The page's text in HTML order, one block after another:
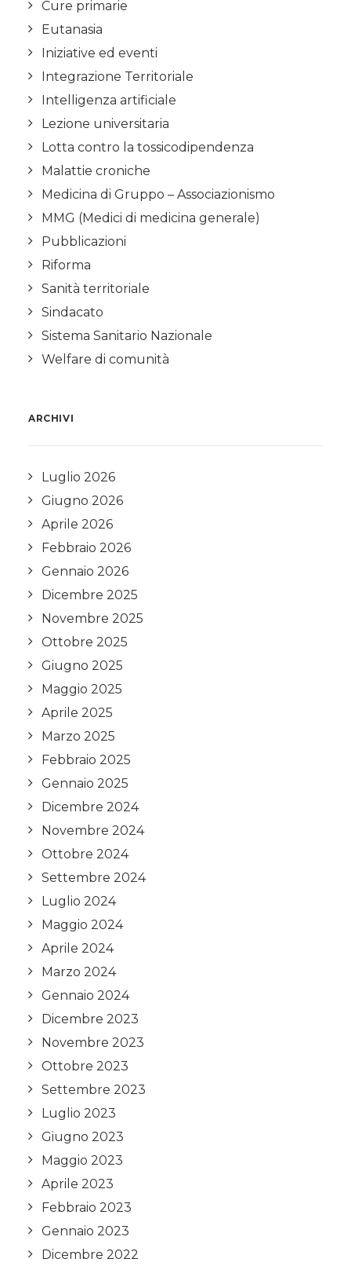
Cure primarie
Eutanasia
Iniziative ed eventi
Integrazione Territoriale
Intelligenza artificiale
Lezione universitaria
Lotta contro la tossicodipendenza
Malattie croniche
Medicina di Gruppo – Associazionismo
MMG (Medici di medicina generale)
Pubblicazioni
Riforma
Sanità territoriale
Sindacato
Sistema Sanitario Nazionale
Welfare di comunità
ARCHIVI
Luglio 2026
Giugno 2026
Aprile 2026
Febbraio 2026
Gennaio 2026
Dicembre 2025
Novembre 2025
Ottobre 2025
Giugno 2025
Maggio 2025
Aprile 2025
Marzo 2025
Febbraio 2025
Gennaio 2025
Dicembre 2024
Novembre 2024
Ottobre 2024
Settembre 2024
Luglio 2024
Maggio 2024
Aprile 2024
Marzo 2024
Gennaio 2024
Dicembre 2023
Novembre 2023
Ottobre 2023
Settembre 2023
Luglio 2023
Giugno 2023
Maggio 2023
Aprile 2023
Febbraio 2023
Gennaio 2023
Dicembre 2022